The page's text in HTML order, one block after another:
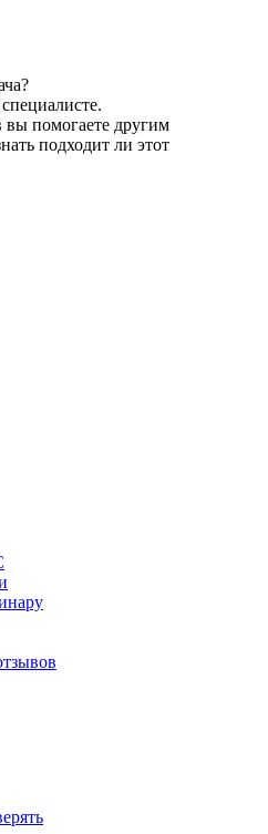
вы помогаете другим
подходит ли этот